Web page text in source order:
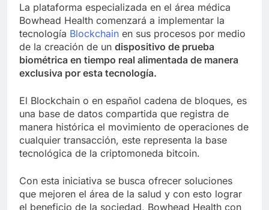
La plataforma especializada en el área médica
Bowhead Health comenzará a implementar la
tecnología Blockchain en sus procesos por medio
de la creación de un dispositivo de prueba
biométrica en tiempo real alimentada de manera
exclusiva por esta tecnología.
El Blockchain o en español cadena de bloques, es
una base de datos compartida que registra de
manera histórica el movimiento de operaciones de
cualquier transacción, este representa la base
tecnológica de la criptomoneda bitcoin.
Con esta iniciativa se busca ofrecer soluciones
que mejoren el área de la salud y con esto lograr
el beneficio de la sociedad, Bowhead Health con